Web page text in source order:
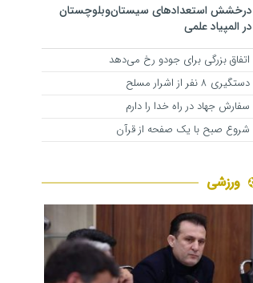
درخشش استعدادهای سیستان‌وبلوچستان
در المپیاد علمی
اتفاق بزرگی برای جودو رخ می‌دهد
دستگیری ۸ نفر از اشرار مسلح
سفارش جهاد در راه خدا را دارم
شروع صبح با یک صفحه از قرآن
ورزشی